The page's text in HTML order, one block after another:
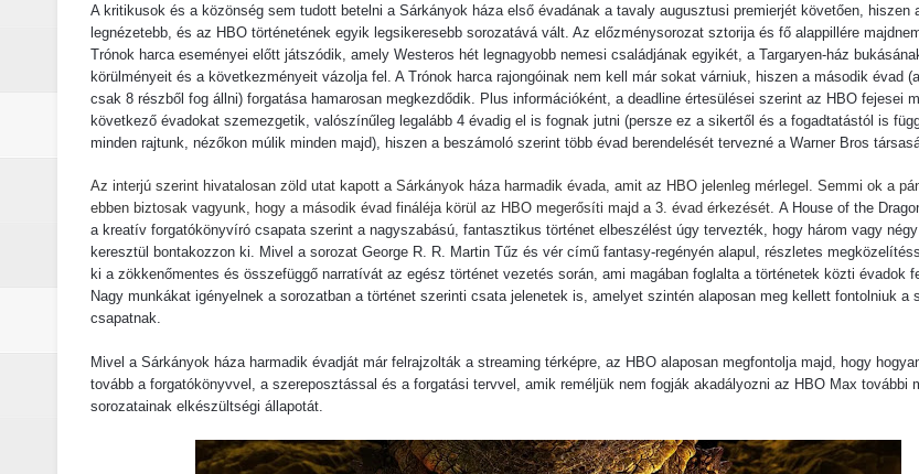
A Yellowstone hiányzó darabja: Sheridan végre megmutatja a gyász valódi arcát a The
Jogászok döntötték el Monica Dutton sorsát? Meglepő részletek a Yellowstone-
Michael (2026) - Kritika
A lila fátyol – a rejtélyek könyve - Harmadik felvonás
A Lila Fátyol: Rejtélyek Könyve, avagy mi lenne, ha a Netflix fantasy dráma görög
A rejtélyek könyve: egy valós, rejtjeles történet, amit csak néhány beavatott ért, mégis
sorozat
Nem veled van a baj: a Stranger Things utolsó évadabán a Hopper-Eleven dinamika
A kritikusok és a közönség sem tudott betelni a Sárkányok háza első évadának a tavaly augusztusi premierjét követően, hiszen
legnézetebb, és az HBO történetének egyik legsikeresebb sorozatává vált. Az előzménysorozat sztorija és fő alappillére
Trónok harca eseményei előtt játszódik, amely Westeros hét legnagyobb nemesi családjának egyikét, a Targaryen-ház
körülményeit és a következményeit vázolja fel. A Trónok harca rajongóinak nem kell már sokat várniuk, hiszen a második évad
csak 8 részből fog állni) forgatása hamarosan megkezdődik. Plus információként, a deadline értesülései szerint az HBO fejesei
következő évadokat szemezgetik, valószínűleg legalább 4 évadig el is fognak jutni (persze ez a sikertől és a fogadtatástól is
minden rajtunk, nézőkon múlik minden majd), hiszen a beszámoló szerint több évad berendelését tervezné a Warner Bros
Az interjú szerint hivatalosan zöld utat kapott a Sárkányok háza harmadik évada, amit az HBO jelenleg mérlegel. Semmi ok a
ebben biztosak vagyunk, hogy a második évad fináléja körül az HBO megerősíti majd a 3. évad érkezését. A House of the
a kreatív forgatókönyvíró csapata szerint a nagyszabású, fantasztikus történet elbeszélést úgy tervezték, hogy három vagy
keresztül bontakozzon ki. Mivel a sorozat George R. R. Martin Tűz és vér című fantasy-regényén alapul, részletes
ki a zökkenőmentes és összefüggő narratívát az egész történet vezetés során, ami magában foglalta a történetek közti évadok
Nagy munkákat igényelnek a sorozatban a történet szerinti csata jelenetek is, amelyet szintén alaposan meg kellett fontolniuk a
csapatnak.
Mivel a Sárkányok háza harmadik évadját már felrajzolták a streaming térképre, az HBO alaposan megfontolja majd, hogy
tovább a forgatókönyvvel, a szereposztással és a forgatási tervvel, amik reméljük nem fogják akadályozni az HBO Max további
sorozatainak elkészültségi állapotát.